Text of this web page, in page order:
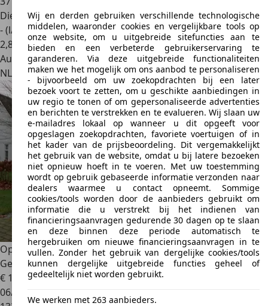
Diesel
- (l/100 km)
2,8
Autobedrijf
NL 6581 AJMalden
Opel Movano2.2D 140 Zwaar L3H2 Edition | Trekhaak |
Geveerde
€ 17.8481
06/2022
Wij en derden gebruiken verschillende technologische
middelen, waaronder cookies en vergelijkbare tools op
onze website, om u uitgebreide sitefuncties aan te
bieden en een verbeterde gebruikerservaring te
garanderen. Via deze uitgebreide functionaliteiten
maken we het mogelijk om ons aanbod te personaliseren
- bijvoorbeeld om uw zoekopdrachten bij een later
bezoek voort te zetten, om u geschikte aanbiedingen in
uw regio te tonen of om gepersonaliseerde advertenties
en berichten te verstrekken en te evalueren. Wij slaan uw
e-mailadres lokaal op wanneer u dit opgeeft voor
opgeslagen zoekopdrachten, favoriete voertuigen of in
het kader van de prijsbeoordeling. Dit vergemakkelijkt
het gebruik van de website, omdat u bij latere bezoeken
niet opnieuw hoeft in te voeren. Met uw toestemming
wordt op gebruik gebaseerde informatie verzonden naar
dealers waarmee u contact opneemt. Sommige
cookies/tools worden door de aanbieders gebruikt om
informatie die u verstrekt bij het indienen van
financieringsaanvragen gedurende 30 dagen op te slaan
en deze binnen deze periode automatisch te
hergebruiken om nieuwe financieringsaanvragen in te
vullen. Zonder het gebruik van dergelijke cookies/tools
kunnen dergelijke uitgebreide functies geheel of
gedeeltelijk niet worden gebruikt.
We werken met 263 aanbieders.